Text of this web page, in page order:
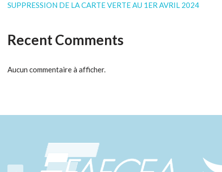
SUPPRESSION DE LA CARTE VERTE AU 1ER AVRIL 2024
Recent Comments
Aucun commentaire à afficher.